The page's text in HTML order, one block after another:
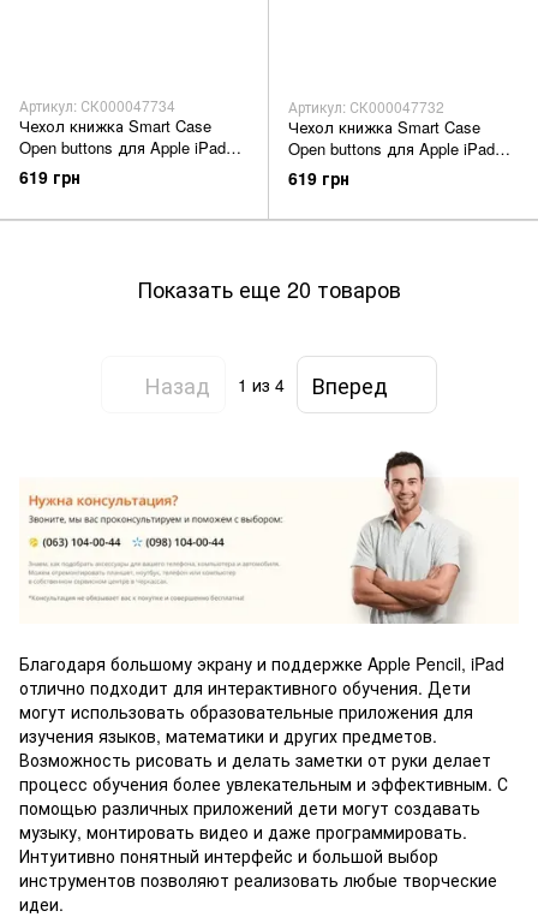
Артикул: СК000047734
Чехол книжка Smart Case
Open buttons для Apple iPad
10.2' 2019/2020 blue
619 грн
Артикул: СК000047732
Чехол книжка Smart Case
Open buttons для Apple iPad
10.2' 2019/2020 green
619 грн
Показать еще 20 товаров
Назад 1 из 4 Вперед
Благодаря большому экрану и поддержке Apple Pencil, iPad
отлично подходит для интерактивного обучения. Дети
могут использовать образовательные приложения для
изучения языков, математики и других предметов.
Возможность рисовать и делать заметки от руки делает
процесс обучения более увлекательным и эффективным. С
помощью различных приложений дети могут создавать
музыку, монтировать видео и даже программировать.
Интуитивно понятный интерфейс и большой выбор
инструментов позволяют реализовать любые творческие
идеи.